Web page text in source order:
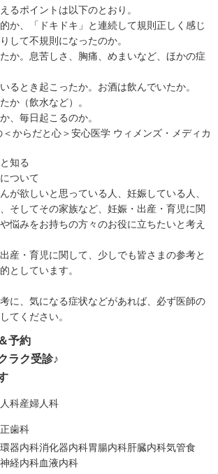
るポイントは以下のとおり。
か、「ドキドキ」と連続して規則正しく感じ
して不規則になったのか。
か。息苦しさ、胸痛、めまいなど、ほかの症
るとき起こったか。お酒は飲んでいたか。
か（飲水など）。
、毎日起こるのか。
からだと心＞安心医学 ウィメンズ・メディカ
知る
ついて
が欲しいと思っている人、妊娠している人、
そしてその家族など、妊娠・出産・育児に関
悩みをお持ちの方々のお役に立ちたいと考え
産・育児に関して、少しでも皆さまの参考と
としています。
に、気になる症状などがあれば、必ず医師の
てください。
予約
ラク受診♪
科産婦人科
歯科
器内科消化器内科胃腸内科肝臓内科気管食
神経内科血液内科